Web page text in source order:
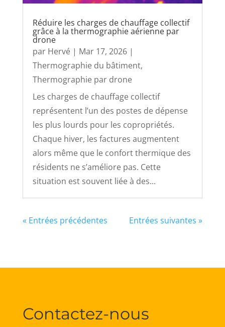
Réduire les charges de chauffage collectif
grâce à la thermographie aérienne par
drone
par Hervé| Mar 17, 2026|
Thermographie du bâtiment,
Thermographie par drone
Les charges de chauffage collectif
représentent l’un des postes de dépense
les plus lourds pour les copropriétés.
Chaque hiver, les factures augmentent
alors même que le confort thermique des
résidents ne s’améliore pas. Cette
situation est souvent liée à des...
« Entrées précédentes Entrées suivantes »
Contactez-nous